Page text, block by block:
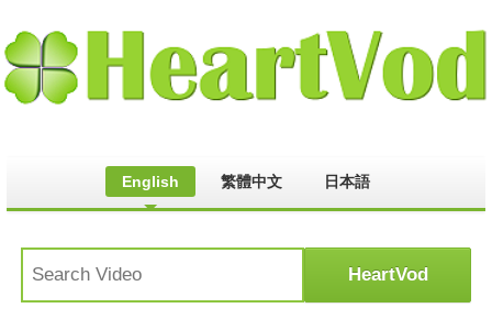
English 繁體中文 日本語